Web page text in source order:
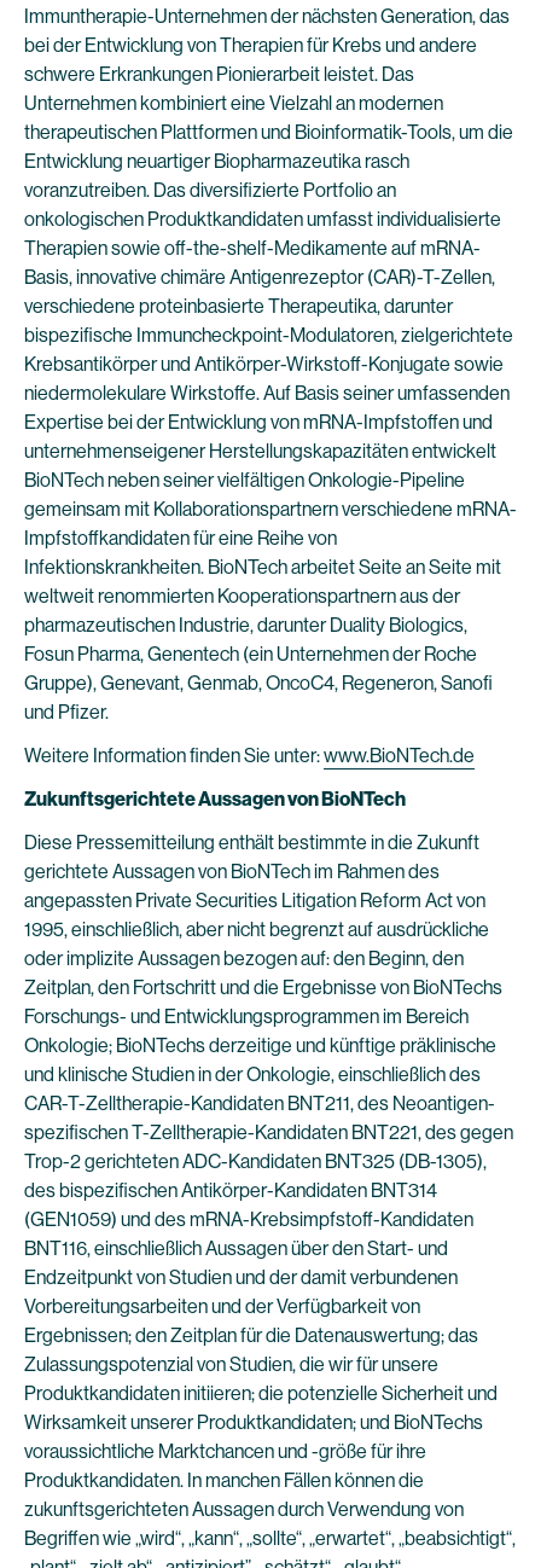
Immuntherapie-Unternehmen der nächsten Generation, das
bei der Entwicklung von Therapien für Krebs und andere
schwere Erkrankungen Pionierarbeit leistet. Das
Unternehmen kombiniert eine Vielzahl an modernen
therapeutischen Plattformen und Bioinformatik-Tools, um die
Entwicklung neuartiger Biopharmazeutika rasch
voranzutreiben. Das diversifizierte Portfolio an
onkologischen Produktkandidaten umfasst individualisierte
Therapien sowie off-the-shelf-Medikamente auf mRNA-
Basis, innovative chimäre Antigenrezeptor (CAR)-T-Zellen,
verschiedene proteinbasierte Therapeutika, darunter
bispezifische Immuncheckpoint-Modulatoren, zielgerichtete
Krebsantikörper und Antikörper-Wirkstoff-Konjugate sowie
niedermolekulare Wirkstoffe. Auf Basis seiner umfassenden
Expertise bei der Entwicklung von mRNA-Impfstoffen und
unternehmenseigener Herstellungskapazitäten entwickelt
BioNTech neben seiner vielfältigen Onkologie-Pipeline
gemeinsam mit Kollaborationspartnern verschiedene mRNA-
Impfstoffkandidaten für eine Reihe von
Infektionskrankheiten. BioNTech arbeitet Seite an Seite mit
weltweit renommierten Kooperationspartnern aus der
pharmazeutischen Industrie, darunter Duality Biologics,
Fosun Pharma, Genentech (ein Unternehmen der Roche
Gruppe), Genevant, Genmab, OncoC4, Regeneron, Sanofi
und Pfizer.
Weitere Information finden Sie unter:www.BioNTech.de
Zukunftsgerichtete Aussagen von BioNTech
Diese Pressemitteilung enthält bestimmte in die Zukunft
gerichtete Aussagen von BioNTech im Rahmen des
angepassten Private Securities Litigation Reform Act von
1995, einschließlich, aber nicht begrenzt auf ausdrückliche
oder implizite Aussagen bezogen auf: den Beginn, den
Zeitplan, den Fortschritt und die Ergebnisse von BioNTechs
Forschungs- und Entwicklungsprogrammen im Bereich
Onkologie; BioNTechs derzeitige und künftige präklinische
und klinische Studien in der Onkologie, einschließlich des
CAR-T-Zelltherapie-Kandidaten BNT211, des Neoantigen-
spezifischen T-Zelltherapie-Kandidaten BNT221, des gegen
Trop-2 gerichteten ADC-Kandidaten BNT325 (DB-1305),
des bispezifischen Antikörper-Kandidaten BNT314
(GEN1059) und des mRNA-Krebsimpfstoff-Kandidaten
BNT116, einschließlich Aussagen über den Start- und
Endzeitpunkt von Studien und der damit verbundenen
Vorbereitungsarbeiten und der Verfügbarkeit von
Ergebnissen; den Zeitplan für die Datenauswertung; das
Zulassungspotenzial von Studien, die wir für unsere
Produktkandidaten initiieren; die potenzielle Sicherheit und
Wirksamkeit unserer Produktkandidaten; und BioNTechs
voraussichtliche Marktchancen und -größe für ihre
Produktkandidaten. In manchen Fällen können die
zukunftsgerichteten Aussagen durch Verwendung von
Begriffen wie „wird“, „kann“, „sollte“, „erwartet“, „beabsichtigt“,